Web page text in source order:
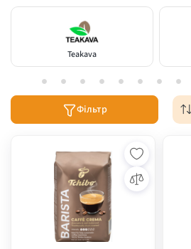
Teakava
Фільтр